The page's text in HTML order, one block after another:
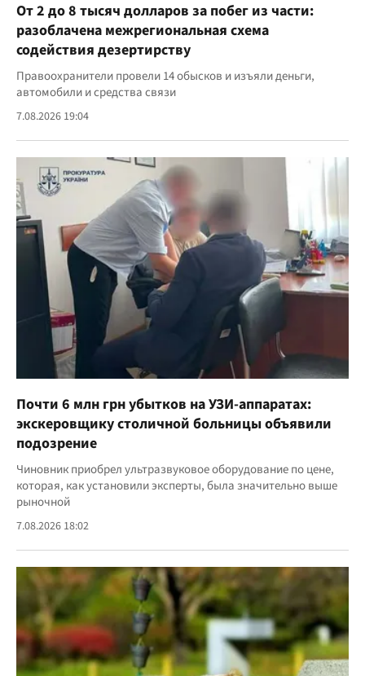
От 2 до 8 тысяч долларов за побег из части:
разоблачена межрегиональная схема
содействия дезертирству
Правоохранители провели 14 обысков и изъяли деньги,
автомобили и средства связи
7.08.2026 19:04
Почти 6 млн грн убытков на УЗИ-аппаратах:
экскеровщику столичной больницы объявили
подозрение
Чиновник приобрел ультразвуковое оборудование по цене,
которая, как установили эксперты, была значительно выше
рыночной
7.08.2026 18:02